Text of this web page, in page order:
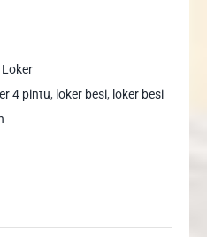
Loker
4 pintu, loker besi, loker besi